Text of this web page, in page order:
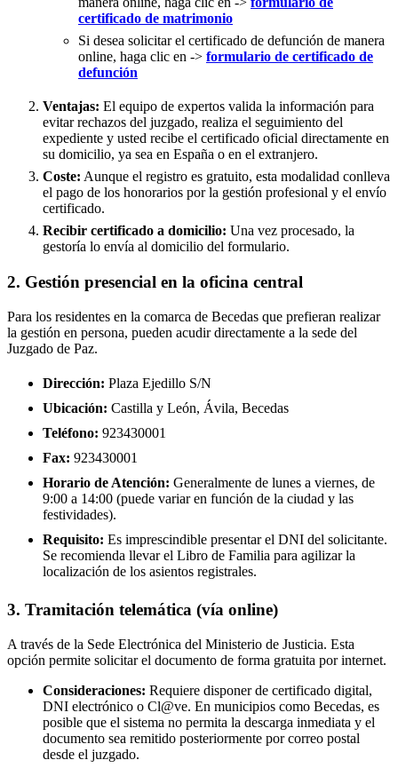
certificado de matrimonio
Si desea solicitar el certificado de defunción de manera
online, haga clic en -> formulario de certificado de
defunción
Ventajas: El equipo de expertos valida la información para
evitar rechazos del juzgado, realiza el seguimiento del
expediente y usted recibe el certificado oficial directamente en
su domicilio, ya sea en España o en el extranjero.
Coste: Aunque el registro es gratuito, esta modalidad conlleva
el pago de los honorarios por la gestión profesional y el envío
certificado.
Recibir certificado a domicilio: Una vez procesado, la
gestoría lo envía al domicilio del formulario.
2. Gestión presencial en la oficina central
Para los residentes en la comarca de Becedas que prefieran realizar
la gestión en persona, pueden acudir directamente a la sede del
Juzgado de Paz.
Dirección: Plaza Ejedillo S/N
Ubicación: Castilla y León, Ávila, Becedas
Teléfono: 923430001
Fax: 923430001
Horario de Atención: Generalmente de lunes a viernes, de
9:00 a 14:00 (puede variar en función de la ciudad y las
festividades).
Requisito: Es imprescindible presentar el DNI del solicitante.
Se recomienda llevar el Libro de Familia para agilizar la
localización de los asientos registrales.
3. Tramitación telemática (vía online)
A través de la Sede Electrónica del Ministerio de Justicia. Esta
opción permite solicitar el documento de forma gratuita por internet.
Consideraciones: Requiere disponer de certificado digital,
DNI electrónico o Cl@ve. En municipios como Becedas, es
posible que el sistema no permita la descarga inmediata y el
documento sea remitido posteriormente por correo postal
desde el juzgado.